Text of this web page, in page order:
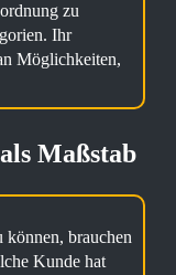
zu
Ihr
Möglichkeiten,
Maßstab
brauchen
Kunde hat